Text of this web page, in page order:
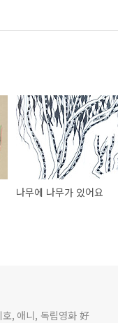
나무에 나무가 있어요
, 애니, 독립영화 好